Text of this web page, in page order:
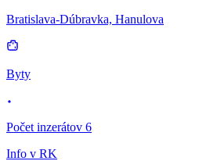
Bratislava-Dúbravka, Hanulova
Byty
Počet inzerátov 6
Info v RK